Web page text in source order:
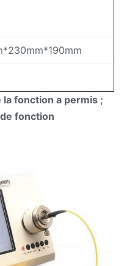
la fonction a permis ;
fonction